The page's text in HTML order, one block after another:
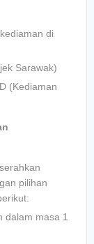
di
Sarawak)
(Kediaman
pilihan
dalam masa 1